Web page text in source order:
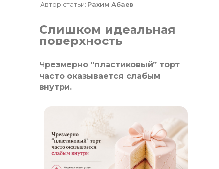
Автор статьи: Рахим Абаев
Слишком идеальная
поверхность
Чрезмерно “пластиковый” торт
часто оказывается слабым
внутри.